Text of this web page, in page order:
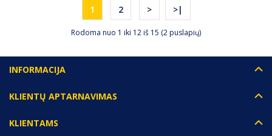
1 2 > >|
Rodoma nuo 1 iki 12 iš 15 (2 puslapių)
INFORMACIJA
KLIENTŲ APTARNAVIMAS
KLIENTAMS